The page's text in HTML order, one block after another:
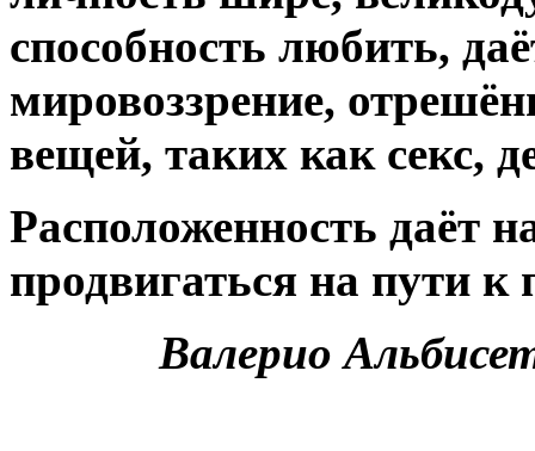
способность любить,
мировоззрение,
вещей, таких как секс,
Расположенность даёт
продвигаться на пути к
Валерио